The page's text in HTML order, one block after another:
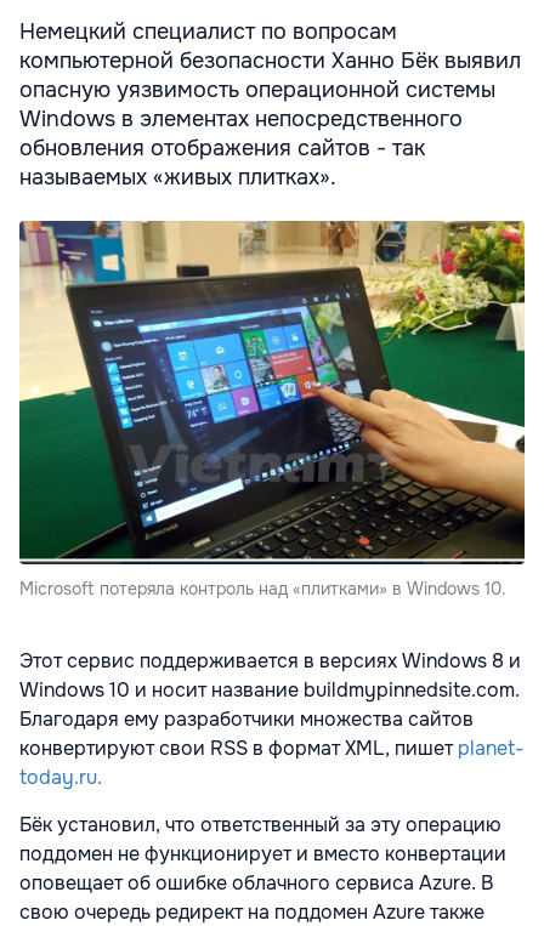
Немецкий специалист по вопросам
компьютерной безопасности Ханно Бёк выявил
опасную уязвимость операционной системы
Windows в элементах непосредственного
обновления отображения сайтов - так
называемых «живых плитках».
Microsoft потеряла контроль над «плитками» в Windows 10.
Этот сервис поддерживается в версиях Windows 8 и
Windows 10 и носит название buildmypinnedsite.com.
Благодаря ему разработчики множества сайтов
конвертируют свои RSS в формат XML, пишетplanet-
today.ru.
Бёк установил, что ответственный за эту операцию
поддомен не функционирует и вместо конвертации
оповещает об ошибке облачного сервиса Azure. В
свою очередь редирект на поддомен Azure также